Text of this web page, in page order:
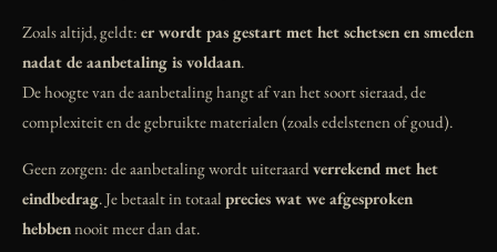
Zoals altijd, geldt: er wordt pas gestart met het schetsen en smeden
nadat de aanbetaling is voldaan.
De hoogte van de aanbetaling hangt af van het soort sieraad, de
complexiteit en de gebruikte materialen (zoals edelstenen of goud).
Geen zorgen: de aanbetaling wordt uiteraard verrekend met het
eindbedrag. Je betaalt in totaal precies wat we afgesproken
hebbennooit meer dan dat.